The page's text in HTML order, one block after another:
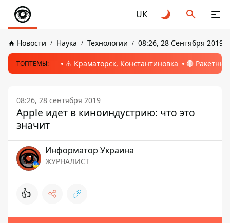
UK
Новости Наука Технологии 08:26, 28 Сентября 2019
ТОПТЕМЫ: ⚠️ Краматорск, Константиновка 🔴
08:26, 28 сентября 2019
Apple идет в киноиндустрию: что это
значит
Информатор Украина
ЖУРНАЛИСТ
👍